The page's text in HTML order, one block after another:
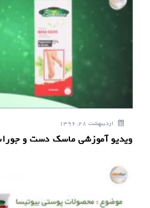
ت
اردیبهشت 28, 1396
ویدیو آموزشی ماسک دست و